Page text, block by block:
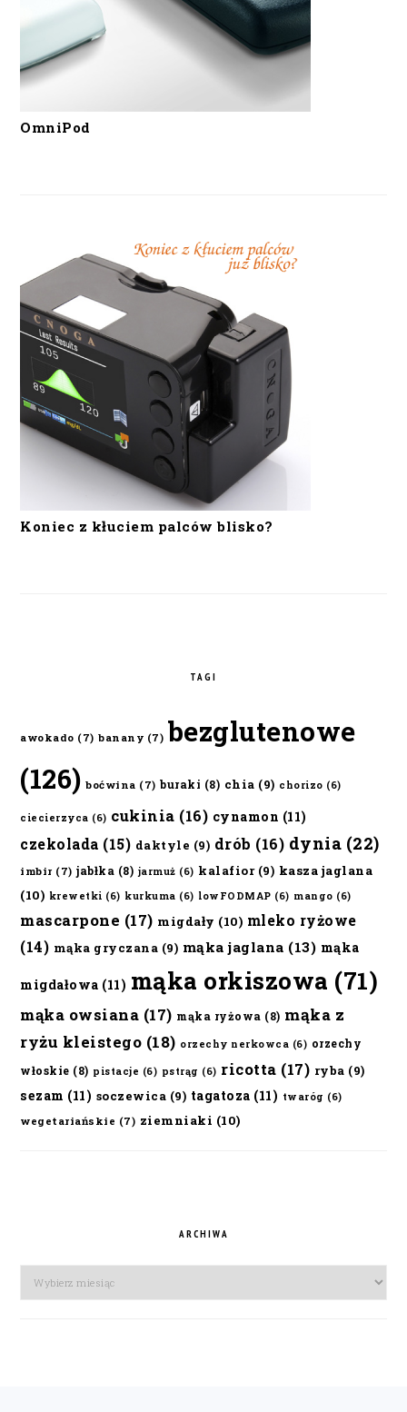
OmniPod
Koniec z kłuciem palców blisko?
TAGI
awokado (7) banany (7) bezglutenowe
(126) boćwina (7) buraki (8) chia (9) chorizo (6)
ciecierzyca (6) cukinia (16) cynamon (11)
czekolada (15) daktyle (9) drób (16) dynia (22)
imbir (7) jabłka (8) jarmuż (6) kalafior(9) kasza jaglana
(10) krewetki (6) kurkuma (6) lowFODMAP (6) mango (6)
mascarpone (17) migdały (10) mleko ryżowe
(14) mąka gryczana (9) mąka jaglana (13) mąka
migdałowa (11) mąka orkiszowa (71)
mąka owsiana (17) mąka ryżowa (8) mąka z
ryżu kleistego (18) orzechy nerkowca (6) orzechy
włoskie (8) pistacje (6) pstrąg (6) ricotta (17) ryba (9)
sezam (11) soczewica (9) tagatoza (11) twaróg (6)
wegetariańskie (7) ziemniaki (10)
ARCHIWA
Archiwa